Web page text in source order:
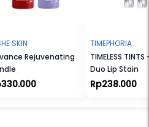
SKIN
Rejuvenating
TIMEPHORIA
TIMELESS
Duo Lip Stain
Rp238.000